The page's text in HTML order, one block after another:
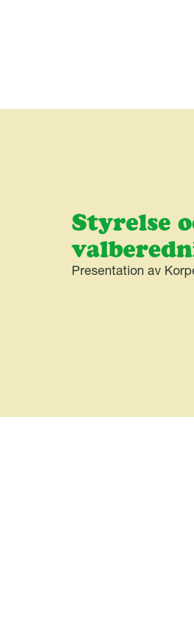
Styrelse
Presentation av